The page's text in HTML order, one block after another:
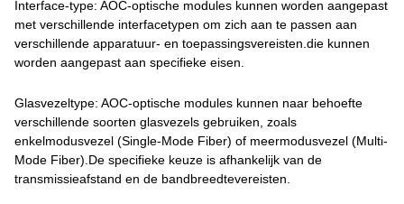
Interface-type: AOC-optische modules kunnen worden aangepast
met verschillende interfacetypen om zich aan te passen aan
verschillende apparatuur- en toepassingsvereisten.die kunnen
worden aangepast aan specifieke eisen.
Glasvezeltype: AOC-optische modules kunnen naar behoefte
verschillende soorten glasvezels gebruiken, zoals
enkelmodusvezel (Single-Mode Fiber) of meermodusvezel (Multi-
Mode Fiber).De specifieke keuze is afhankelijk van de
transmissieafstand en de bandbreedtevereisten.